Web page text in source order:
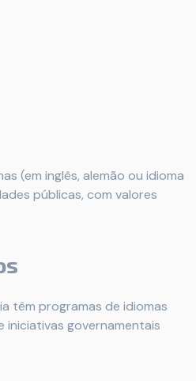
(em inglês, alemão ou idioma
públicas, com valores
têm programas de idiomas
iniciativas governamentais